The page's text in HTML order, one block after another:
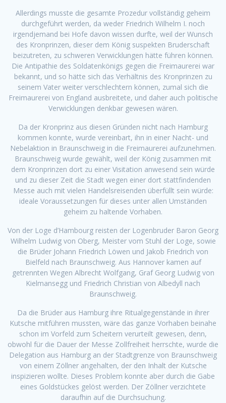
Allerdings musste die gesamte Prozedur vollständig geheim
durchgeführt werden, da weder Friedrich Wilhelm I. noch
irgendjemand bei Hofe davon wissen durfte, weil der Wunsch
des Kronprinzen, dieser dem König sus­pekten Bruderschaft
beizutreten, zu schweren Verwicklungen hätte führen können.
Die Antipathie des Soldatenkönigs gegen die Freimaurerei war
bekannt, und so hätte sich das Verhältnis des Kronprinzen zu
seinem Vater weiter verschlechtern können, zumal sich die
Freimaurerei von England ausbreitete, und daher auch politische
Verwicklungen denkbar gewesen wären.
Da der Kronprinz aus diesen Gründen nicht nach Hamburg
kommen konnte, wurde vereinbart, ihn in einer Nacht- und
Nebelaktion in Braunschweig in die Freimaurerei aufzunehmen.
Braunschweig wurde gewählt, weil der König zusammen mit
dem Kronprinzen dort zu einer Visitation anwesend sein würde
und zu dieser Zeit die Stadt wegen einer dort stattfindenden
Messe auch mit vielen Handelsreisenden überfüllt sein würde:
ideale Voraussetzungen für dieses unter allen Umständen
geheim zu haltende Vorhaben.
Von der Loge d’Hambourg reisten der Logenbruder Baron Ge­org
Wilhelm Ludwig von Oberg, Meister vom Stuhl der Loge, sowie
die Brüder Johann Friedrich Löwen und Jakob Friedrich von
Bielfeld nach Braunschweig. Aus Hannover kamen auf
getrennten Wegen Albrecht Wolfgang, Graf Georg Ludwig von
Kielmansegg und Friedrich Christian von Albedyll nach
Braunschweig.
Da die Brüder aus Hamburg ihre Ritualgegenstände in ihrer
Kutsche mitführen mussten, wäre das ganze Vorhaben beinahe
schon im Vorfeld zum Scheitern verurteilt gewesen, denn,
obwohl für die Dauer der Messe Zollfreiheit herrschte, wurde die
Delegation aus Hamburg an der Stadtgrenze von Braunschweig
von einem Zöllner angehalten, der den Inhalt der Kutsche
inspizieren wollte. Dieses Problem konnte aber durch die Gabe
eines Goldstückes gelöst werden. Der Zöllner verzichtete
daraufhin auf die Durchsuchung.